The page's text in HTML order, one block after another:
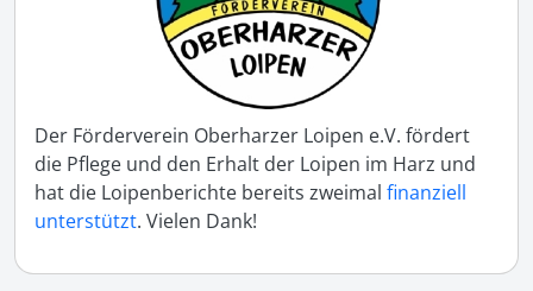
Der Förderverein Oberharzer Loipen e.V. fördert
die Pflege und den Erhalt der Loipen im Harz und
hat die Loipenberichte bereits zweimal finanziell
unterstützt. Vielen Dank!